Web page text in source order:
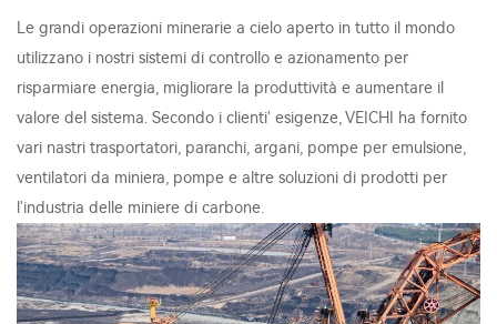
Le grandi operazioni minerarie a cielo aperto in tutto il mondo
utilizzano i nostri sistemi di controllo e azionamento per
risparmiare energia, migliorare la produttività e aumentare il
valore del sistema. Secondo i clienti' esigenze, VEICHI ha fornito
vari nastri trasportatori, paranchi, argani, pompe per emulsione,
ventilatori da miniera, pompe e altre soluzioni di prodotti per
l'industria delle miniere di carbone.